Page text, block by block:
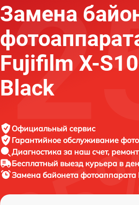
Замена
Fujifilm X-
Black
Официальный сервис
Гарантийное обслуживание
Диагностика за наш счет,
Бесплатный выезд курьера в
Замена байонета фотоаппарата